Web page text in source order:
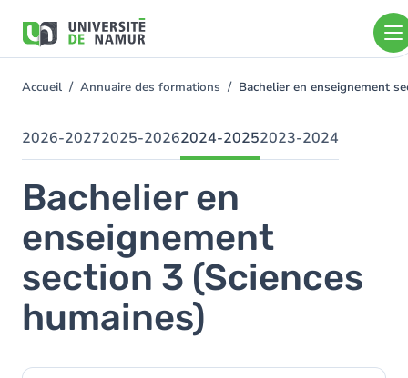
contenu
You
here
Accueil Annuaire des formations Bachelier en enseignement
2026-20272025-20262024-20252023-2024
Bachelier en
enseignement
section 3 (Sciences
humaines)